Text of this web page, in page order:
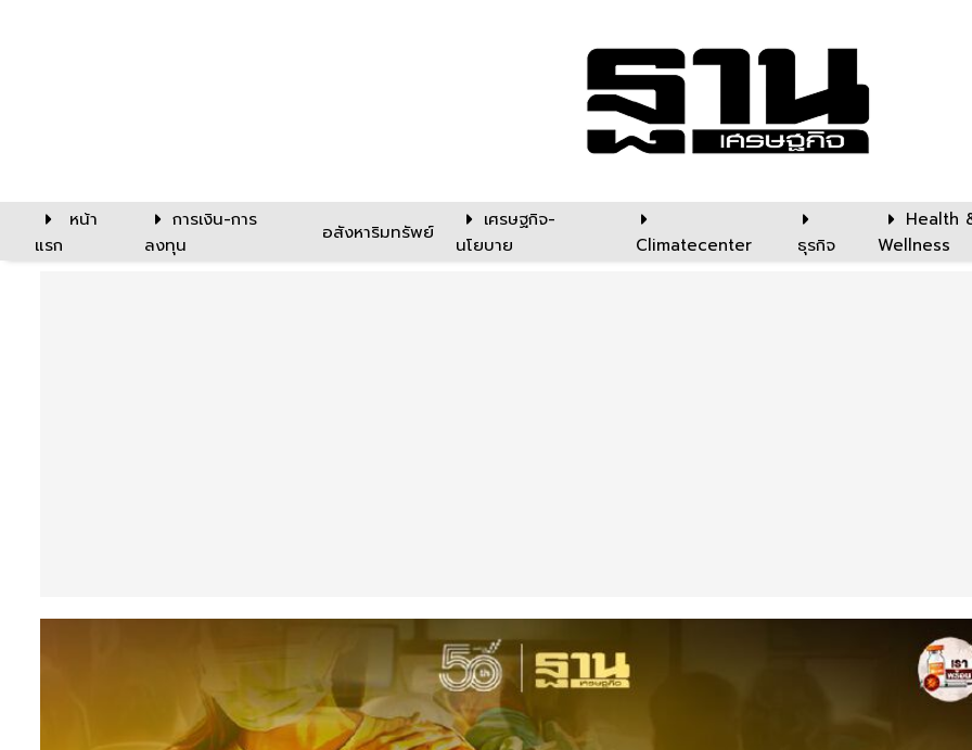
หน้า
แรก
การเงิน-การ
ลงทุน
อสังหาริมทรัพย์
เศรษฐกิจ-
นโยบาย
Climatecenter ธุรกิจ
Health
Wellness